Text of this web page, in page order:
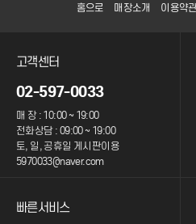
홈으로 매장소개 이용약
고객센터
02-597-0033
매 장 : 10:00 ~ 19:00
전화상담 : 09:00 ~ 19:00
토, 일, 공휴일 게시판이용
5970033@naver.com
빠른서비스